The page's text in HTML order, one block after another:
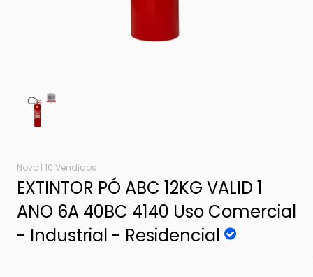
Novo | 10 Vendidos
EXTINTOR PÓ ABC 12KG VALID 1
ANO 6A 40BC 4140 Uso Comercial
- Industrial - Residencial